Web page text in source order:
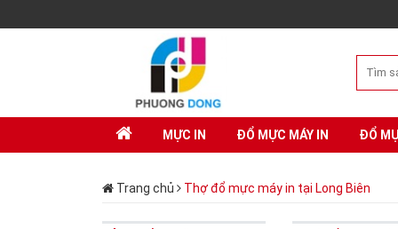
MỰC IN ĐỔ MỰC MÁY IN ĐỔ
Trang chủ Thợ đổ mực máy in tại Long Biên